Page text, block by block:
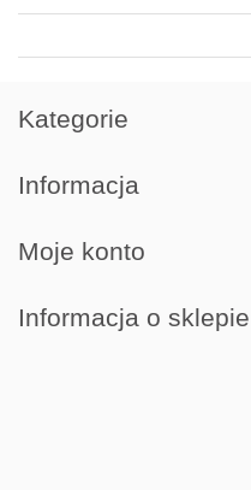
Kategorie
Informacja
Moje konto
Informacja o sklepie